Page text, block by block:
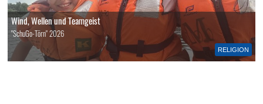
RELIGION
Wind, Wellen und Teamgeist
"SchuGo-Törn" 2026